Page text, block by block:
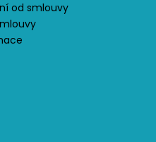
od smlouvy